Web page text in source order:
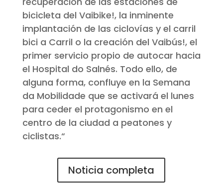
bicicleta del Vaibike!, la inminente
implantación de las ciclovías y el carril
bici a Carril o la creación del Vaibús!, el
primer servicio propio de autocar hacia
el Hospital do Salnés. Todo ello, de
alguna forma, confluye en la Semana
da Mobilidade que se activará el lunes
para ceder el protagonismo en el
centro de la ciudad a peatones y
ciclistas.“
Noticia completa